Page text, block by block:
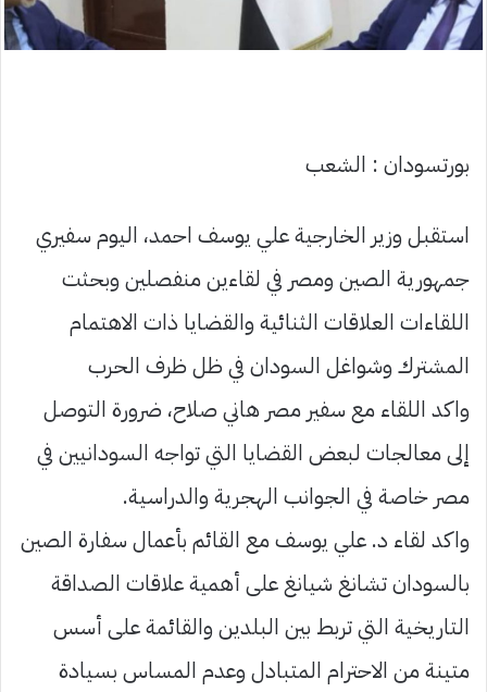
بورتسودان : الشعب
استقبل وزير الخارجية علي يوسف احمد، اليوم سفيري
جمهورية الصين ومصر في لقاءين منفصلين وبحثت
اللقاءات العلاقات الثنائية والقضايا ذات الاهتمام
المشترك وشواغل السودان في ظل ظرف الحرب
واكد اللقاء مع سفير مصر هاني صلاح، ضرورة التوصل
إلى معالجات لبعض القضايا التي تواجه السودانيين في
مصر خاصة في الجوانب الهجرية والدراسية.
واكد لقاء د. علي يوسف مع القائم بأعمال سفارة الصين
بالسودان تشانغ شيانغ على أهمية علاقات الصداقة
التاريخية التي تربط بين البلدين والقائمة على أسس
متينة من الاحترام المتبادل وعدم المساس بسيادة